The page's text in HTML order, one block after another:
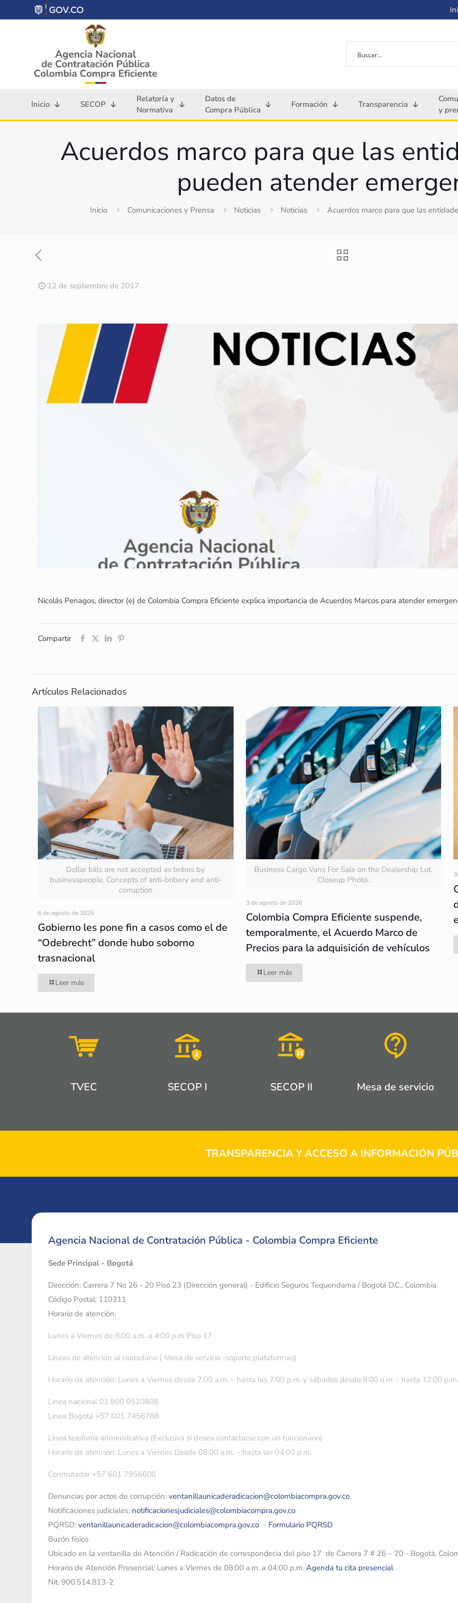
Inicio SECOP
Relatoría y
Normativa
Datos de
Compra Pública
Formación Transparencia
y
Acuerdos marco para que las
pueden atender
Inicio Comunicaciones y Prensa Noticias Noticias Acuerdos marco para que las
12 de septiembre de 2017
Nicolás Penagos, director (e) de Colombia Compra Eficiente explica importancia de Acuerdos Marcos para atender
Compartir
Artículos Relacionados
Dollar bills are not accepted as bribes by
businesspeople. Concepts of anti-bribery and anti-
corruption
6 de agosto de 2026
Gobierno les pone fin a casos como el de
“Odebrecht” donde hubo soborno
trasnacional
Leer más
Business Cargo Vans For Sale on the Dealership Lot.
Closeup Photo.
3 de agosto de 2026
Colombia Compra Eficiente suspende,
temporalmente, el Acuerdo Marco de
Precios para la adquisición de vehículos
Leer más
TVEC SECOP I SECOP II Mesa de servicio
TRANSPARENCIA Y ACCESO A INFORMACIÓN
Agencia Nacional de Contratación Pública - Colombia Compra Eficiente
Sede Principal - Bogotá
Dirección: Carrera 7 No 26 - 20 Piso 23 (Dirección general) - Edificio Seguros Tequendama / Bogotá D.C., Colombia
Código Postal: 110311
Horario de atención:
Lunes a Viernes de 8:00 a.m. a 4:00 p.m Piso 17
Líneas de atención al ciudadano ( Mesa de servicio -soporte plataformas)
Horario de atención: Lunes a Viernes desde 7:00 a.m. – hasta las 7:00 p.m. y sábados desde 8:00 a.m. - hasta 12:00 p.m.
Linea nacional 01 800 0520808
Linea Bogotá +57 601 7456788
Linea telefonía administrativa (Exclusiva si desea contactarse con un funcionario)
Horario de atención: Lunes a Viernes Desde 08:00 a.m. – hasta las 04:00 p.m.
Conmutador +57 601 7956600
Denuncias por actos de corrupción: ventanillaunicaderadicacion@colombiacompra.gov.co
Notificaciones judiciales: notificacionesjudiciales@colombiacompra.gov.co
PQRSD: ventanillaunicaderadicacion@colombiacompra.gov.co - Formulario PQRSD
Buzón físico
Ubicado en la ventanilla de Atención / Radicación de correspondecia del piso 17 de Carrera 7 # 26 – 20 - Bogotá,
Horario de Atención Presencial: Lunes a Viernes de 08:00 a.m. a 04:00 p.m. Agenda tu cita presencial
Nit. 900.514.813-2